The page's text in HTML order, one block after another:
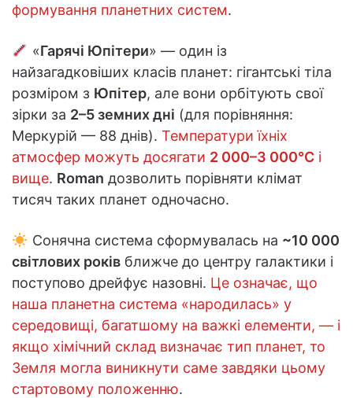
формування планетних систем.
«Гарячі Юпітери» — один із
найзагадковіших класів планет: гігантські тіла
розміром з Юпітер, але вони орбітують свої
зірки за 2–5 земних дні (для порівняння:
Меркурій — 88 днів). Температури їхніх
атмосфер можуть досягати 2 000–3 000°C і
вище. Roman дозволить порівняти клімат
тисяч таких планет одночасно.
Сонячна система сформувалась на ~10 000
світлових років ближче до центру галактики і
поступово дрейфує назовні. Це означає, що
наша планетна система «народилась» у
середовищі, багатшому на важкі елементи, — і
якщо хімічний склад визначає тип планет, то
Земля могла виникнути саме завдяки цьому
стартовому положенню.